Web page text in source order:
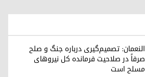
النعمان: تصمیم‌گیری درباره جنگ و صلح
صرفاً در صلاحیت فرمانده کل نیروهای
مسلح است